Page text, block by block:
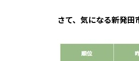
さて、気になる新発田